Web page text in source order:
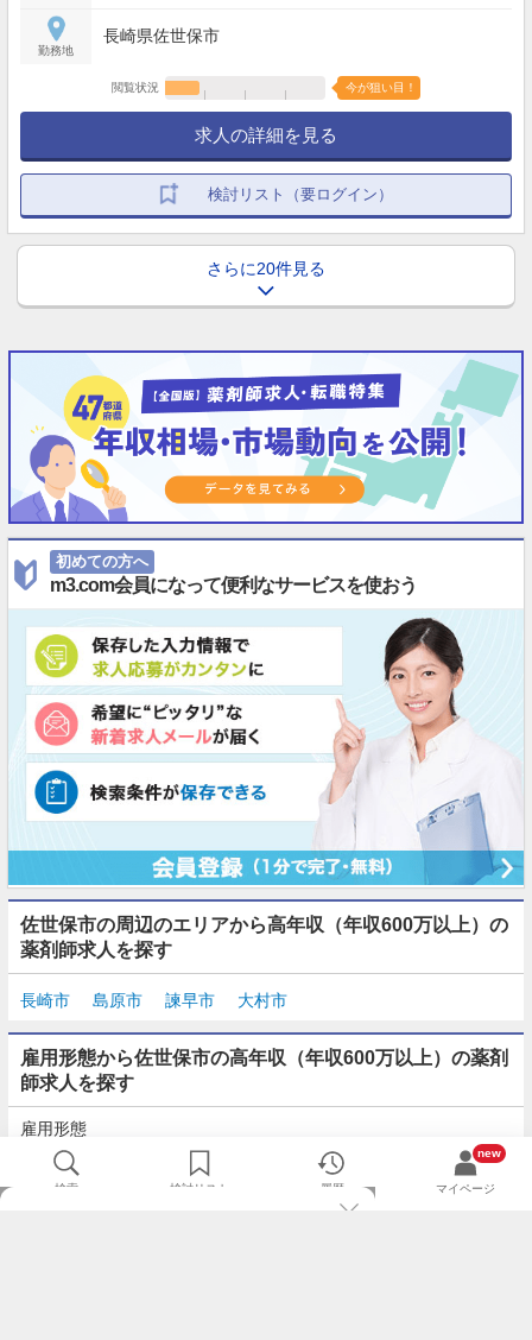
勤務地
長崎県佐世保市
閲覧状況 今が狙い目！
求人の詳細を見る
検討リスト（要ログイン）
さらに20件見る
初めての方へ
m3.com会員になって便利なサービスを使おう
佐世保市の周辺のエリアから高年収（年収600万以上）の
薬剤師求人を探す
長崎市 島原市 諫早市 大村市
雇用形態から佐世保市の高年収（年収600万以上）の薬剤
師求人を探す
雇用形態
正社員
派遣 パート・アルバイト
検索 検討リスト 履歴
new
マイページ